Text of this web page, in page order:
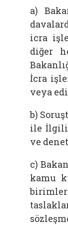
a)
icra
diğer
İcra
veya
b)
ile İlgili
ve
c)
kamu